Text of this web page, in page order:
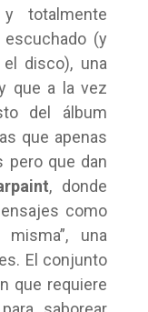
totalmente
(y
disco), una
que a la vez
del álbum
que apenas
pero que dan
, donde
como
una
El conjunto
que requiere